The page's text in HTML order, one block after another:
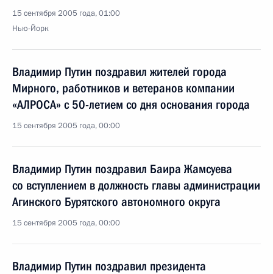
15 сентября 2005 года, 01:00
Нью-Йорк
Владимир Путин поздравил жителей города
Мирного, работников и ветеранов компании
«АЛРОСА» с 50-летием со дня основания города
15 сентября 2005 года, 00:00
Владимир Путин поздравил Баира Жамсуева
со вступлением в должность главы администрации
Агинского Бурятского автономного округа
15 сентября 2005 года, 00:00
Владимир Путин поздравил президента